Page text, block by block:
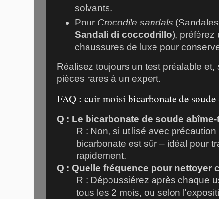
solvants.
Pour Crocodile sandals
Sandali di coccodrillo), préférez
chaussures de luxe pour
Réalisez toujours un test préalable
pièces rares à un expert.
FAQ : cuir moisi bicarbonate de
Q : Le bicarbonate de soude
R : Non, si utilisé avec
bicarbonate est sûr – idéal pour
rapidement.
Q : Quelle fréquence pour nettoyer
R : Dépoussiérez après chaque
tous les 2 mois, ou selon